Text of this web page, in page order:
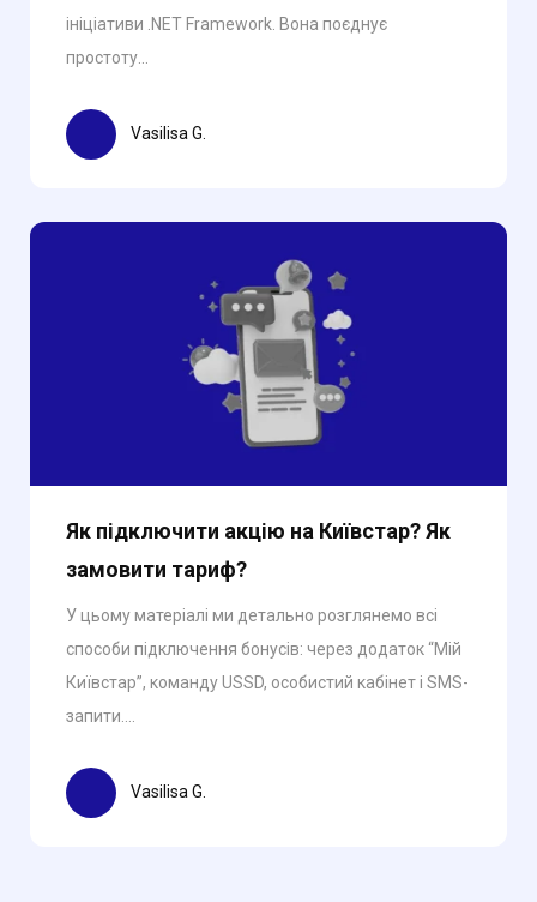
ініціативи .NET Framework. Вона поєднує
простоту...
Vasilisa G.
Як підключити акцію на Київстар? Як
замовити тариф?
У цьому матеріалі ми детально розглянемо всі
способи підключення бонусів: через додаток “Мій
Київстар”, команду USSD, особистий кабінет і SMS-
запити....
Vasilisa G.